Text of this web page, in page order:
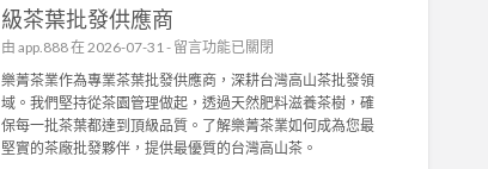
級茶葉批發供應商
由 app.888在 2026-07-31 - 在
〈
樂
菁
茶
業
留言功能已關閉
樂菁茶業作為專業茶葉批發供應商，深耕台灣高山茶批發領
域。我們堅持從茶園管理做起，透過天然肥料滋養茶樹，確
保每一批茶葉都達到頂級品質。了解樂菁茶業如何成為您最
堅實的茶廠批發夥伴，提供最優質的台灣高山茶。